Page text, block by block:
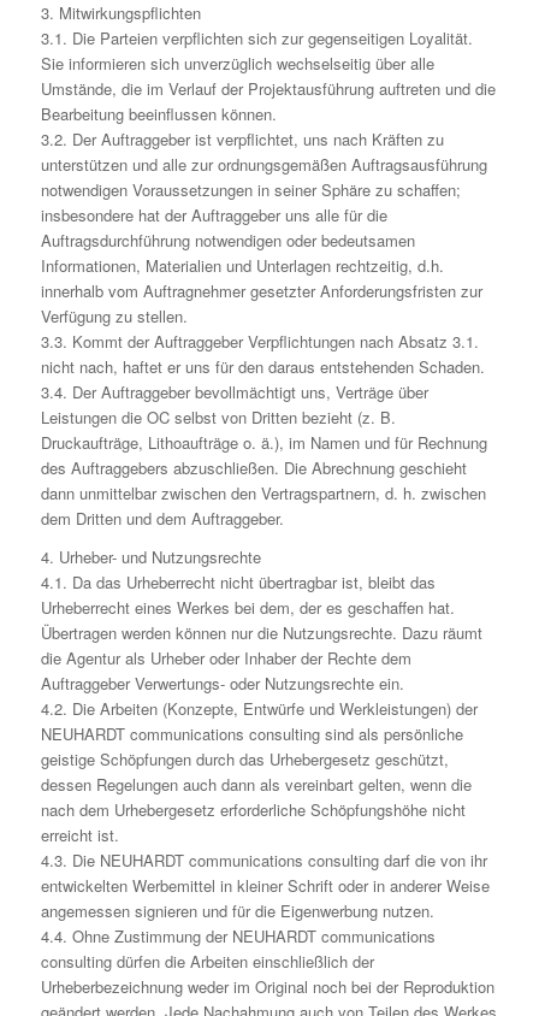
3. Mitwirkungspflichten
3.1. Die Parteien verpflichten sich zur gegenseitigen Loyalität.
Sie informieren sich unverzüglich wechselseitig über alle
Umstände, die im Verlauf der Projektausführung auftreten und die
Bearbeitung beeinflussen können.
3.2. Der Auftraggeber ist verpflichtet, uns nach Kräften zu
unterstützen und alle zur ordnungsgemäßen Auftragsausführung
notwendigen Voraussetzungen in seiner Sphäre zu schaffen;
insbesondere hat der Auftraggeber uns alle für die
Auftragsdurchführung notwendigen oder bedeutsamen
Informationen, Materialien und Unterlagen rechtzeitig, d.h.
innerhalb vom Auftragnehmer gesetzter Anforderungsfristen zur
Verfügung zu stellen.
3.3. Kommt der Auftraggeber Verpflichtungen nach Absatz 3.1.
nicht nach, haftet er uns für den daraus entstehenden Schaden.
3.4. Der Auftraggeber bevollmächtigt uns, Verträge über
Leistungen die OC selbst von Dritten bezieht (z. B.
Druckaufträge, Lithoaufträge o. ä.), im Namen und für Rechnung
des Auftraggebers abzuschließen. Die Abrechnung geschieht
dann unmittelbar zwischen den Vertragspartnern, d. h. zwischen
dem Dritten und dem Auftraggeber.
4. Urheber- und Nutzungsrechte
4.1. Da das Urheberrecht nicht übertragbar ist, bleibt das
Urheberrecht eines Werkes bei dem, der es geschaffen hat.
Übertragen werden können nur die Nutzungsrechte. Dazu räumt
die Agentur als Urheber oder Inhaber der Rechte dem
Auftraggeber Verwertungs- oder Nutzungsrechte ein.
4.2. Die Arbeiten (Konzepte, Entwürfe und Werkleistungen) der
NEUHARDT communications consulting sind als persönliche
geistige Schöpfungen durch das Urhebergesetz geschützt,
dessen Regelungen auch dann als vereinbart gelten, wenn die
nach dem Urhebergesetz erforderliche Schöpfungshöhe nicht
erreicht ist.
4.3. Die NEUHARDT communications consulting darf die von ihr
entwickelten Werbemittel in kleiner Schrift oder in anderer Weise
angemessen signieren und für die Eigenwerbung nutzen.
4.4. Ohne Zustimmung der NEUHARDT communications
consulting dürfen die Arbeiten einschließlich der
Urheberbezeichnung weder im Original noch bei der Reproduktion